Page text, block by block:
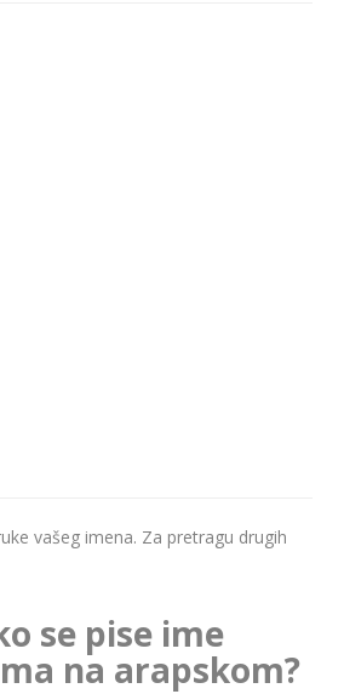
vašeg imena. Za pretragu drugih
se pise ime
na arapskom?